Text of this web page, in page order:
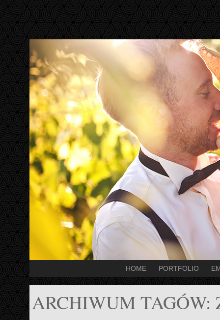
HOME PORTFOLIO
ARCHIWUM TAGÓW: